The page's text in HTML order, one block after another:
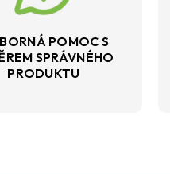
POMOC S
SPRÁVNÉHO
PRODUKTU